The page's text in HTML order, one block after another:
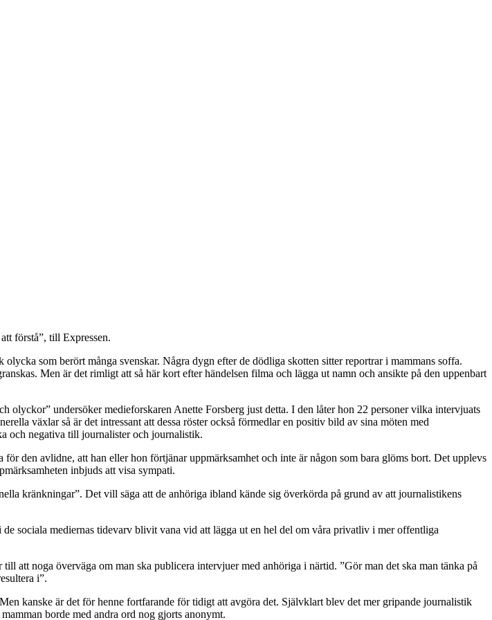
förstå”, till Expressen.
som berört många svenskar. Några dygn efter de dödliga skotten sitter reportrar i mammans soffa.
Men är det rimligt att så här kort efter händelsen filma och lägga ut namn och ansikte på den uppenbart
undersöker medieforskaren Anette Forsberg just detta. I den låter hon 22 personer vilka intervjuats
växlar så är det intressant att dessa röster också förmedlar en positiv bild av sina möten med
och negativa till journalister och journalistik.
den avlidne, att han eller hon förtjänar uppmärksamhet och inte är någon som bara glöms bort. Det upplevs
inbjuds att visa sympati.
kränkningar”. Det vill säga att de anhöriga ibland kände sig överkörda på grund av att journalistikens
sociala mediernas tidevarv blivit vana vid att lägga ut en hel del om våra privatliv i mer offentliga
att noga överväga om man ska publicera intervjuer med anhöriga i närtid. ”Gör man det ska man tänka på
i”.
kanske är det för henne fortfarande för tidigt att avgöra det. Självklart blev det mer gripande journalistik
borde med andra ord nog gjorts anonymt.